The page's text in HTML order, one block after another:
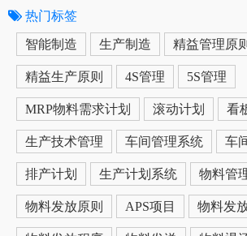
热门标签
智能制造 生产制造 精益管理原则
精益生产原则 4S管理 5S管理
MRP物料需求计划 滚动计划 看
生产技术管理 车间管理系统 车
排产计划 生产计划系统 物料管
物料发放原则 APS项目 物料发